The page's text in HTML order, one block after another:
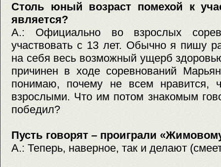
Столь юный возраст помехой к
является?
А.: Официально во взрослых
участвовать с 13 лет. Обычно я пишу
на себя весь возможный ущерб
причинен в ходе соревнований
понимаю, почему не всем нравится,
взрослыми. Что им потом знакомым
победил?
Пусть говорят – проиграли
А.: Теперь, наверное, так и делают